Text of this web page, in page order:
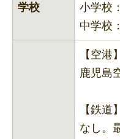
学校
小学校
中学校
【空港】
鹿児島
【鉄道】
なし。